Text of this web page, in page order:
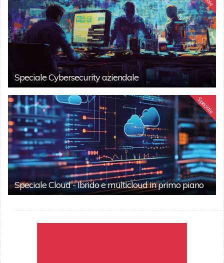
Speciale Cybersecurity aziendale
Speciale
Speciale Cloud - Ibrido e multicloud in primo piano